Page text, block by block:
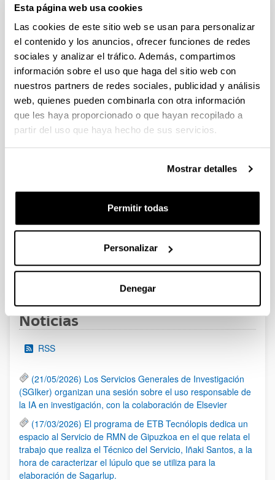
Esta página web usa cookies
Las cookies de este sitio web se usan para personalizar
el contenido y los anuncios, ofrecer funciones de redes
sociales y analizar el tráfico. Además, compartimos
información sobre el uso que haga del sitio web con
nuestros partners de redes sociales, publicidad y análisis
web, quienes pueden combinarla con otra información
que les haya proporcionado o que hayan recopilado a
partir del uso que haya hecho de sus servicios.
Mostrar detalles
Permitir todas
Personalizar
Denegar
Abierto el plazo de presentación (Fecha de fin del plazo de
presentación: 30/09/2026)
Plazo interno EHU documentación solicitudes : 15 de
septiembre de 2026
CONVOCATORIA PARA LA CONTRATACIÓN DE
PERSONAL INVESTIGADOR EN FORMACIÓN EN LA EHU
(2026)
Plazo de presentación cerrado: 15/06/2026 - 06/07/2026 23:59
PESQUERO Y ALIMENTARIO VASCO 2026-IKERTALENT
Plazo de presentación cerrado: 26/05/2026 - 02/06/2026
(12/06/2026) Listado provisional de solicitudes seleccionadas
y desestimadas. Plazo de presentación de alegaciones: hasta
el 17 de junio de 2026, inclusive.
1 2 3 ... 95
Noticias
RSS
(21/05/2026) Los Servicios Generales de Investigación
(SGIker) organizan una sesión sobre el uso responsable de
la IA en investigación, con la colaboración de Elsevier
(17/03/2026) El programa de ETB Tecnólopis dedica un
espacio al Servicio de RMN de Gipuzkoa en el que relata el
trabajo que realiza el Técnico del Servicio, Iñaki Santos, a la
hora de caracterizar el lúpulo que se utiliza para la
elaboración de Sagarlup.